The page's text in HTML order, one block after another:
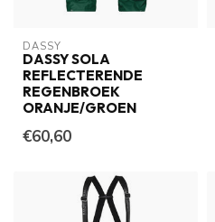
DASSY
DASSY SOLA
REFLECTERENDE
REGENBROEK
ORANJE/GROEN
€60,60